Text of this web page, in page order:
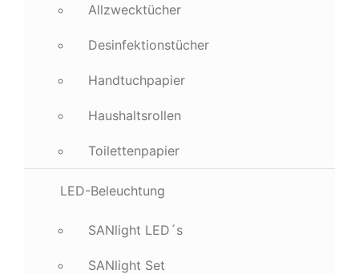
Allzwecktücher
Desinfektionstücher
Handtuchpapier
Haushaltsrollen
Toilettenpapier
LED-Beleuchtung
SANlight LED´s
SANlight Set